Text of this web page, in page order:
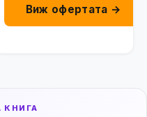
Виж офертата →
КНИГА